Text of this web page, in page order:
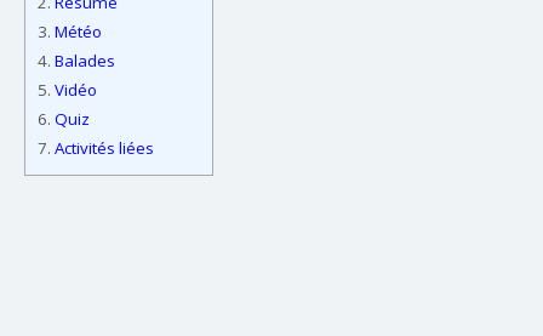
3. Météo
4. Balades
5. Vidéo
6. Quiz
7. Activités liées